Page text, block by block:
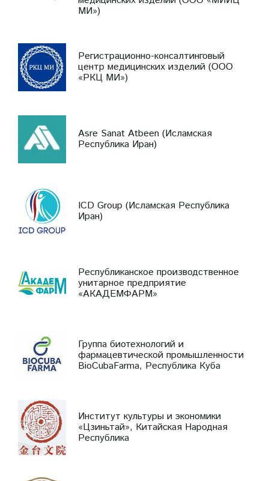
МИ»)
Регистрационно-консалтинговый
центр медицинских изделий (ООО
«РКЦ МИ»)
Asre Sanat Atbeen (Исламская
Республика Иран)
ICD Group (Исламская Республика
Иран)
Республиканское производственное
унитарное предприятие
«АКАДЕМФАРМ»
Группа биотехнологий и
фармацевтической промышленности
BioCubaFarma, Республика Куба
Институт культуры и экономики
«Цзиньтай», Китайская Народная
Республика